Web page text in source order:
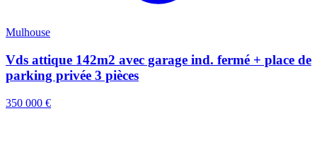
Mulhouse
Vds attique 142m2 avec garage ind. fermé + place de
parking privée 3 pièces
350 000 €